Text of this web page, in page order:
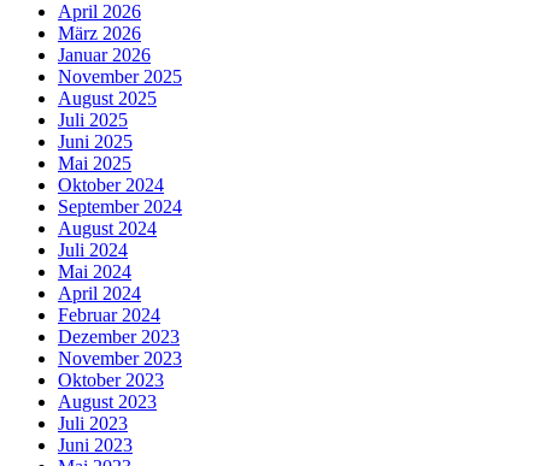
April 2026
März 2026
Januar 2026
November 2025
August 2025
Juli 2025
Juni 2025
Mai 2025
Oktober 2024
September 2024
August 2024
Juli 2024
Mai 2024
April 2024
Februar 2024
Dezember 2023
November 2023
Oktober 2023
August 2023
Juli 2023
Juni 2023